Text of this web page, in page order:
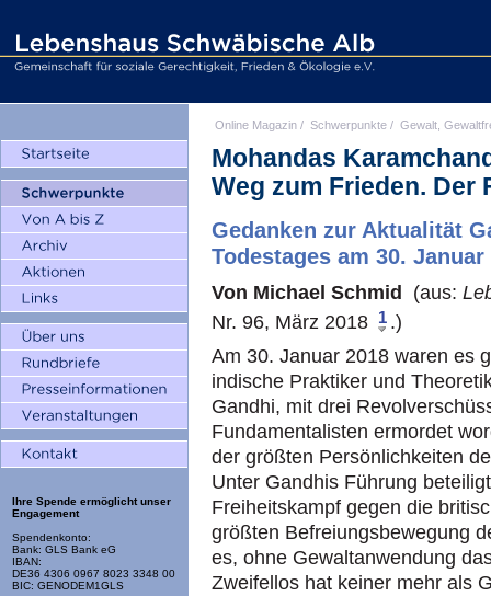
Ihre Spende ermöglicht unser
Engagement
Spendenkonto:
Bank: GLS Bank eG
IBAN:
DE36 4306 0967 8023 3348 00
BIC: GENODEM1GLS
Online Magazin / Schwerpunkte / Gewalt,
Mohandas
Weg zum Frieden. Der
Gedanken zur Aktualität
Todestages am 30. Januar
Von Michael Schmid (aus:
Nr. 96, März 2018
1 .)
Am 30. Januar 2018 waren es
indische Praktiker und
Gandhi, mit drei
Fundamentalisten ermordet
der größten Persönlichkeiten
Unter Gandhis Führung
Freiheitskampf gegen die
größten Befreiungsbewegung
es, ohne Gewaltanwendung
Zweifellos hat keiner mehr als